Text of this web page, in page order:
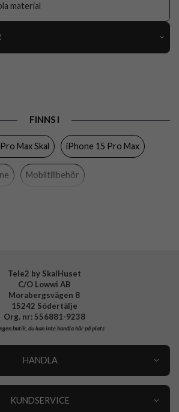
material
Gummi, Hårdplast (PC)
FINNS I
Max Skal iPhone 15 Pro Max
Mobiltillbehör
Tele2 by SkalHuset
C/O Lowwi AB
Morabergsvägen 8
15242 Södertälje
Org. nr: 556881-9238
butik, du kan inte handla här på plats
HANDLA
KUNDSERVICE